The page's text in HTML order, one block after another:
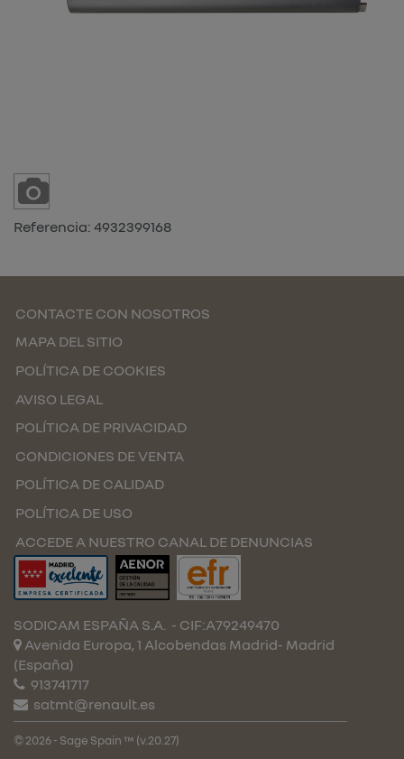
Referencia: 4932399168
CONTACTE CON NOSOTROS
MAPA DEL SITIO
POLÍTICA DE COOKIES
AVISO LEGAL
POLÍTICA DE PRIVACIDAD
CONDICIONES DE VENTA
POLÍTICA DE CALIDAD
POLÍTICA DE USO
ACCEDE A NUESTRO CANAL DE DENUNCIAS
SODICAM ESPAÑA S.A. - CIF:A79249470
Avenida Europa, 1 Alcobendas Madrid- Madrid
(España)
913741717
satmt@renault.es
© 2026 - Sage Spain ™ (v.20.27)